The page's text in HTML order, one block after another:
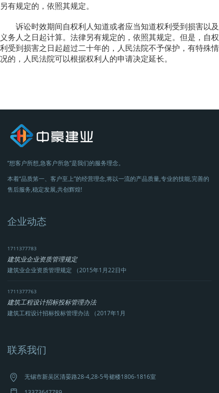
另有规定的，依照其规定。
诉讼时效期间自权利人知道或者应当知道权利受到损害以及
义务人之日起计算。法律另有规定的，依照其规定。但是，自权
利受到损害之日起超过二十年的，人民法院不予保护，有特殊情
况的，人民法院可以根据权利人的申请决定延长。
“想客户所想,急客户所急”是我们的服务理念。
本着“品质笫一、客户至上”的经营理念,将以一流的产品质量,专业的技能,完善的
售后服务,稳定发展,共创辉煌!
企业动态
1711377783
建筑业企业资质管理规定
建筑业企业资质管理规定 （2015年1月22日中
1711377763
建筑工程设计招标投标管理办法
建筑工程设计招标投标管理办法 （2017年1月
联系我们
无锡市新吴区清晏路28-4,28-5号裙楼1806-1816室